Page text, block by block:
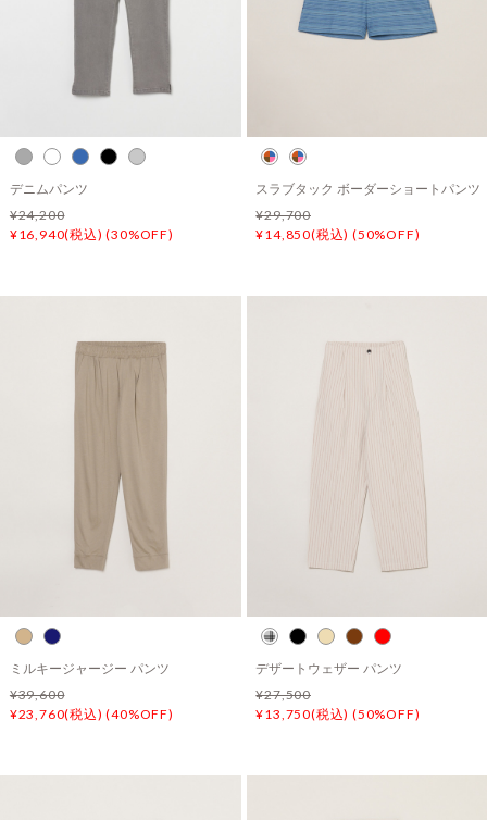
デニムパンツ
¥24,200
¥16,940(税込) (30%OFF)
スラブタック ボーダーショートパンツ
¥29,700
¥14,850(税込) (50%OFF)
ミルキージャージー パンツ
¥39,600
¥23,760(税込) (40%OFF)
デザートウェザー パンツ
¥27,500
¥13,750(税込) (50%OFF)